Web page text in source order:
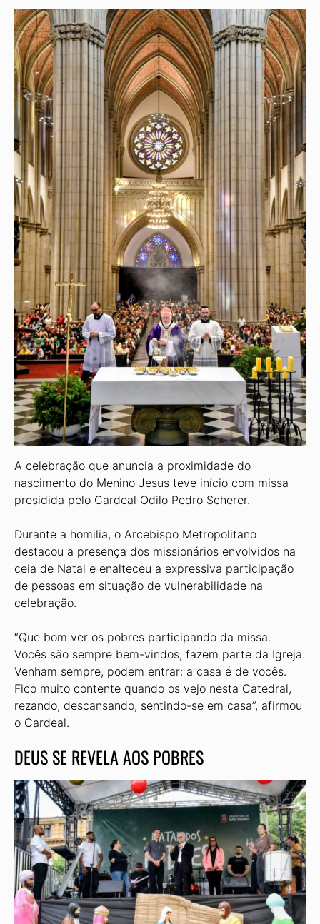
A celebração que anuncia a proximidade do
nascimento do Menino Jesus teve início com missa
presidida pelo Cardeal Odilo Pedro Scherer.
Durante a homilia, o Arcebispo Metropolitano
destacou a presença dos missionários envolvidos na
ceia de Natal e enalteceu a expressiva participação
de pessoas em situação de vulnerabilidade na
celebração.
“Que bom ver os pobres participando da missa.
Vocês são sempre bem-vindos; fazem parte da Igreja.
Venham sempre, podem entrar: a casa é de vocês.
Fico muito contente quando os vejo nesta Catedral,
rezando, descansando, sentindo-se em casa”, afirmou
o Cardeal.
DEUS SE REVELA AOS POBRES